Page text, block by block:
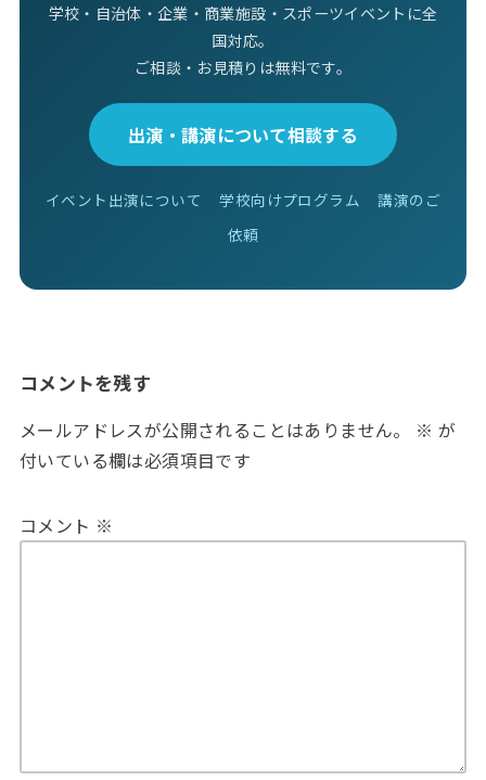
学校・自治体・企業・商業施設・スポーツイベントに全
国対応。
ご相談・お見積りは無料です。
出演・講演について相談する
イベント出演について 学校向けプログラム
講演のご
依頼
コメントを残す
メールアドレスが公開されることはありません。 ※ が
付いている欄は必須項目です
コメント ※